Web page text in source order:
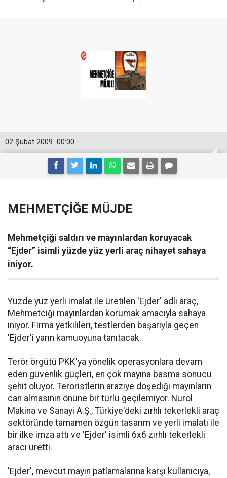
00:00
02 Şubat 2009
MEHMETÇİĞE MÜJDE
Mehmetçiği saldırı ve mayınlardan koruyacak
“Ejder” isimli yüzde yüz yerli araç nihayet sahaya
iniyor.
Yüzde yüz yerli imalat ile üretilen 'Ejder' adlı araç,
Mehmetciği mayınlardan korumak amacıyla sahaya
iniyor. Firma yetkilileri, testlerden başarıyla geçen
'Ejder'i yarın kamuoyuna tanıtacak.
Terör örgütü PKK'ya yönelik operasyonlara devam
eden güvenlik güçleri, en çok mayına basma sonucu
şehit oluyor. Teröristlerin araziye döşediği mayınların
can almasının önüne bir türlü geçilemiyor. Nurol
Makina ve Sanayi A.Ş., Türkiye'deki zırhlı tekerlekli araç
sektöründe tamamen özgün tasarım ve yerli imalatı ile
bir ilke imza attı ve 'Ejder' isimli 6x6 zırhlı tekerlekli
aracı üretti.
'Ejder', mevcut mayın patlamalarına karşı kullanıcıya,